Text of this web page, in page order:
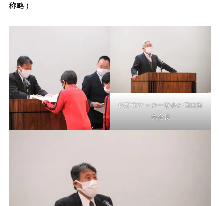
称略）
佐野市サッカー協会の田口英
夫会長